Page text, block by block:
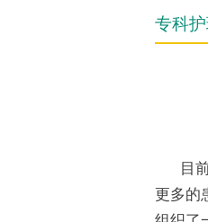
专科
目
更多的